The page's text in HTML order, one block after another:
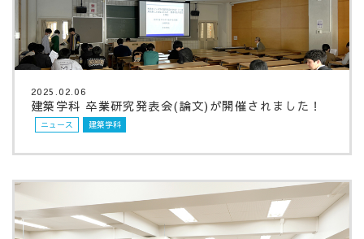
2025.02.06
建築学科 卒業研究発表会(論文)が開催されました！
ニュース 建築学科